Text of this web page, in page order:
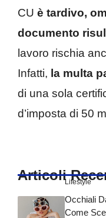
CU è tardivo,
documento
lavoro rischia
Infatti, la multa
di una sola
d’imposta di 50
ArticoliLifestyle
Occhiali
Come